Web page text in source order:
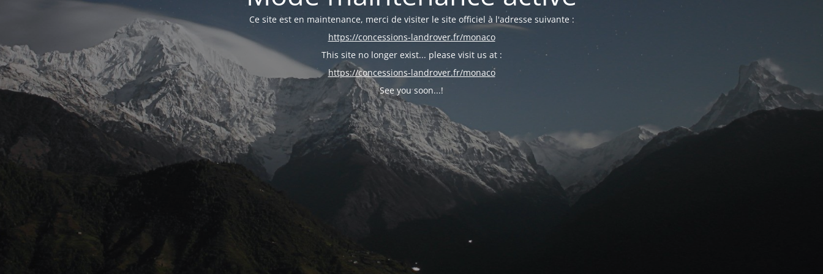
Ce site est en maintenance, merci de visiter le site officiel à l'adresse suivante :
https://concessions-landrover.fr/monaco
This site no longer exist... please visit us at :
https://concessions-landrover.fr/monaco
See you soon...!